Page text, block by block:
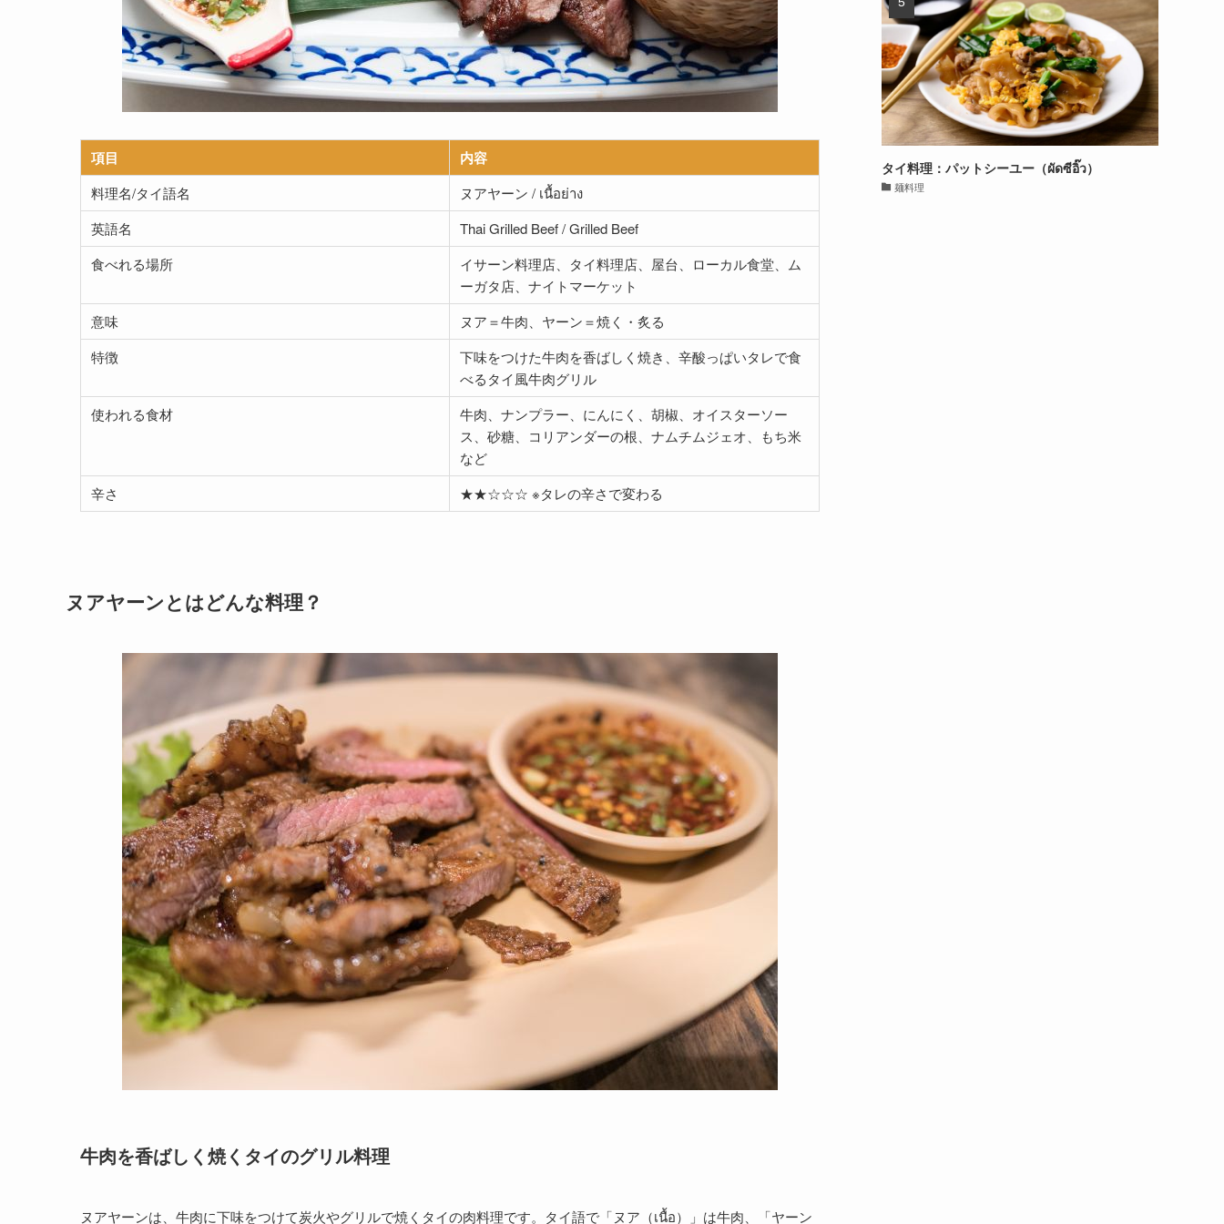
項目 内容
料理名/タイ語名
ヌアヤーン / เนื้อย่าง
英語名
Thai Grilled Beef / Grilled Beef
食べれる場所
イサーン料理店、タイ料理店、屋台、ローカル食堂、ム
ーガタ店、ナイトマーケット
意味
ヌア＝牛肉、ヤーン＝焼く・炙る
特徴
下味をつけた牛肉を香ばしく焼き、辛酸っぱいタレで食
べるタイ風牛肉グリル
使われる食材
牛肉、ナンプラー、にんにく、胡椒、オイスターソー
ス、砂糖、コリアンダーの根、ナムチムジェオ、もち米
など
辛さ
★★☆☆☆ ※タレの辛さで変わる
ヌアヤーンとはどんな料理？
牛肉を香ばしく焼くタイのグリル料理
ヌアヤーンは、牛肉に下味をつけて炭火やグリルで焼くタイの肉料理です。タイ語で「ヌア（เนื้อ）」は牛肉、「ヤーン
タイ料理：パットシーユー（ผัดซีอิ๊ว）
麺料理